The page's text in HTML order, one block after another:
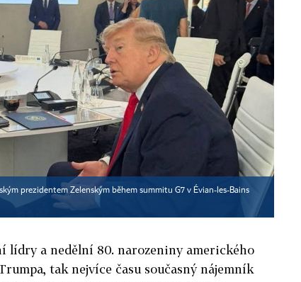
prezidentem Zelenským během summitu G7 v Évian-les-Bains
lídry a nedělní 80. narozeniny amerického
tak nejvíce času současný nájemník